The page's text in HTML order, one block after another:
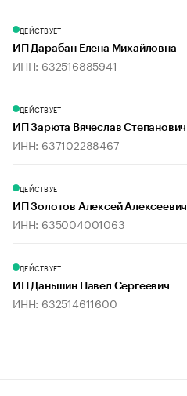
ДЕЙСТВУЕТ
ИП Дарабан Елена Михайловна
ИНН: 632516885941
ДЕЙСТВУЕТ
ИП Зарюта Вячеслав Степанович
ИНН: 637102288467
ДЕЙСТВУЕТ
ИП Золотов Алексей Алексеевич
ИНН: 635004001063
ДЕЙСТВУЕТ
ИП Даньшин Павел Сергеевич
ИНН: 632514611600